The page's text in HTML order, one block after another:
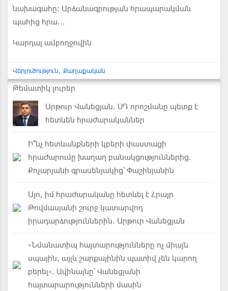
նախագահը: Արձանագրության հրապարակման
պահից հրա...
Կարդալ ամբողջովին
Վերլուծություն Քաղաքական
Թեմատիկ լուրեր
Արթուր Վանեցյան. ՍԴ որոշմանը պետք է
հետևեն հրաժարականներ
Ի՞նչ հետևանքների կբերի փաստացի
հրաժարումը խաղաղ բանակցություններից.
Քոչարյանի գրասենյակից՝ Փաշինյանին
Այո, իմ հրաժարականը հետևել է Հրայր
Թովմասյանի շուրջ կատարվող
իրադարձություններին. Արթուր Վանեցյան
«Նմանատիպ հայտարությունները ոչ միայն
սպային, այլև շարքայինին պատիվ չեն կարող
բերել». Ավինայնը՝ Վանեցյանի
հայտարարությունների մասին